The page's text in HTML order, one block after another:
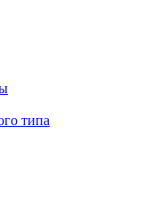
типа